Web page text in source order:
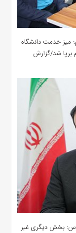
میز خدمت دانشگاه
برپا شد/گزارش
بخش دیگری غیر